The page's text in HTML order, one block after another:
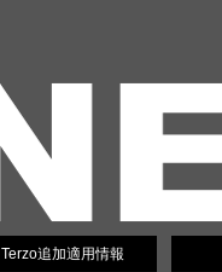
Terzo追加適用情報